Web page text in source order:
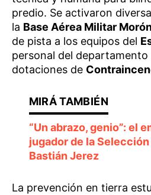
predio. Se activaron
la Base Aérea Militar
de pista a los equipos del
personal del departamento
dotaciones de
“Un abrazo, genio”: el
jugador de la
Bastián Jerez
La prevención en tierra